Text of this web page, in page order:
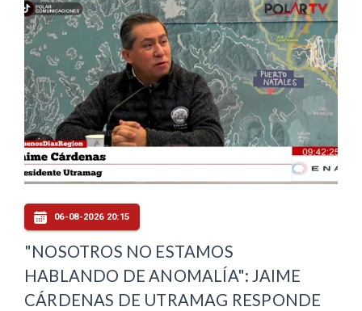
06-08-2026 20:15
"NOSOTROS NO ESTAMOS
HABLANDO DE ANOMALÍA": JAIME
CÁRDENAS DE UTRAMAG RESPONDE